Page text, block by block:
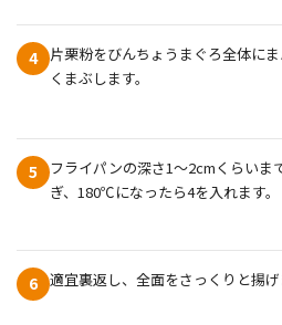
4
片栗粉をびんちょうまぐろ全体に
くまぶします。
5
フライパンの深さ1～2cmくらいま
ぎ、180℃になったら4を入れます。
6 適宜裏返し、全面をさっくりと揚げ